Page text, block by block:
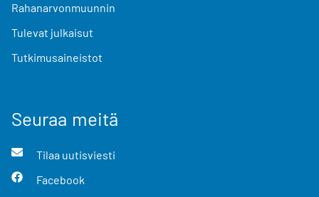
Rahanarvonmuunnin
Tulevat julkaisut
Tutkimusaineistot
Seuraa meitä
Tilaa uutisviesti
Facebook